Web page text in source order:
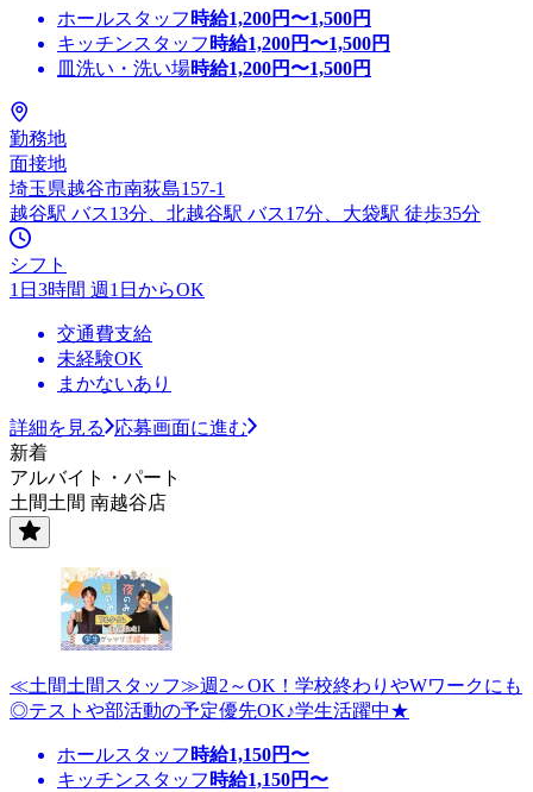
ホールスタッフ 時給1,200円〜1,500円
キッチンスタッフ 時給1,200円〜1,500円
皿洗い・洗い場時給1,200円〜1,500円
勤務地
面接地
埼玉県越谷市南荻島157‐1
越谷駅 バス13分、北越谷駅 バス17分、大袋駅 徒歩35分
シフト
1日3時間 週1日からOK
交通費支給
未経験OK
まかないあり
詳細を見る
応募画面に進む
新着
アルバイト・パート
土間土間 南越谷店
≪土間土間スタッフ≫週2～OK！学校終わりやWワークにも
◎テストや部活動の予定優先OK♪学生活躍中★
ホールスタッフ 時給1,150円〜
キッチンスタッフ 時給1,150円〜